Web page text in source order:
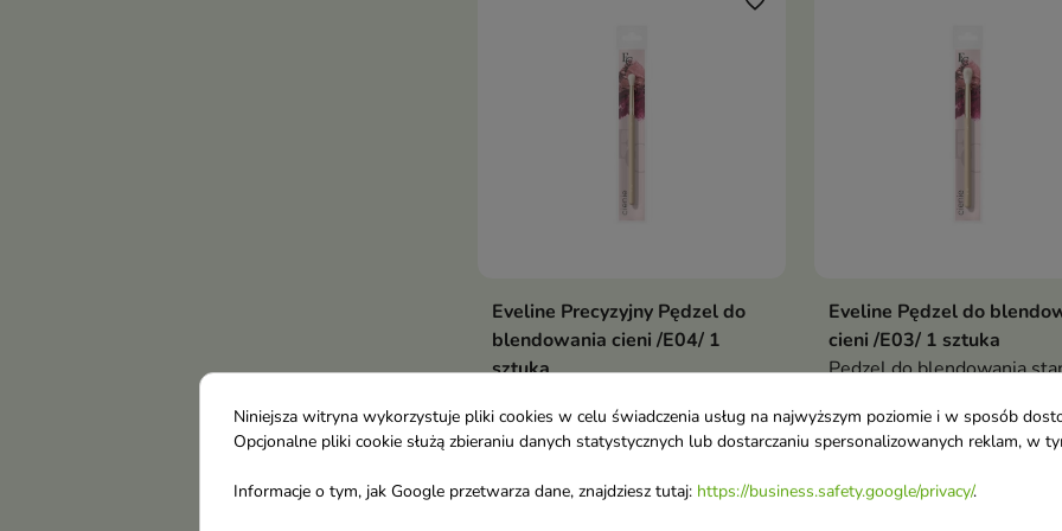
Eveline Precyzyjny Pędzel do
blendowania cieni /E04/ 1
sztuka
którzy pragną osiągnąć
perfekcyjny efekt
Eveline Pędzel do
cieni /E03/ 1 sztuka
Pędzel do blendowania
każdego, kto ceni sobie
perfekcyjny makijaż
Niniejsza witryna wykorzystuje pliki cookies w celu świadczenia usług na najwyższym poziomie i w sposób
Opcjonalne pliki cookie służą zbieraniu danych statystycznych lub dostarczaniu spersonalizowanych reklam, w
Informacje o tym, jak Google przetwarza dane, znajdziesz tutaj: https://business.safety.google/privacy/.